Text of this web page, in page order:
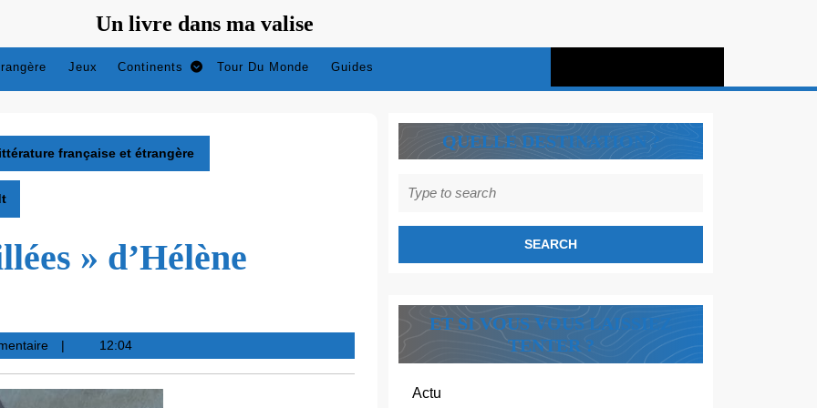
Un livre dans ma valise
Jeux Continents Tour Du Monde Guides
française et étrangère
» d’Hélène
12:04
QUELLE DESTINATION ?
for:
ET SI VOUS VOUS LAISSIEZ
TENTER ?
Actu